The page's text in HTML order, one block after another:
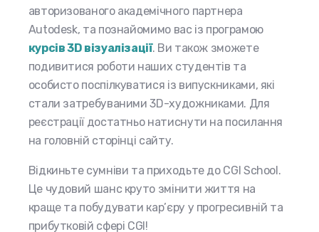
авторизованого академічного партнера
Autodesk, та познайомимо вас із програмою
курсів 3D візуалізації. Ви також зможете
подивитися роботи наших студентів та
особисто поспілкуватися із випускниками, які
стали затребуваними 3D-художниками. Для
реєстрації достатньо натиснути на посилання
на головній сторінці сайту.
Відкиньте сумніви та приходьте до CGI School.
Це чудовий шанс круто змінити життя на
краще та побудувати кар’єру у прогресивній та
прибутковій сфері CGI!